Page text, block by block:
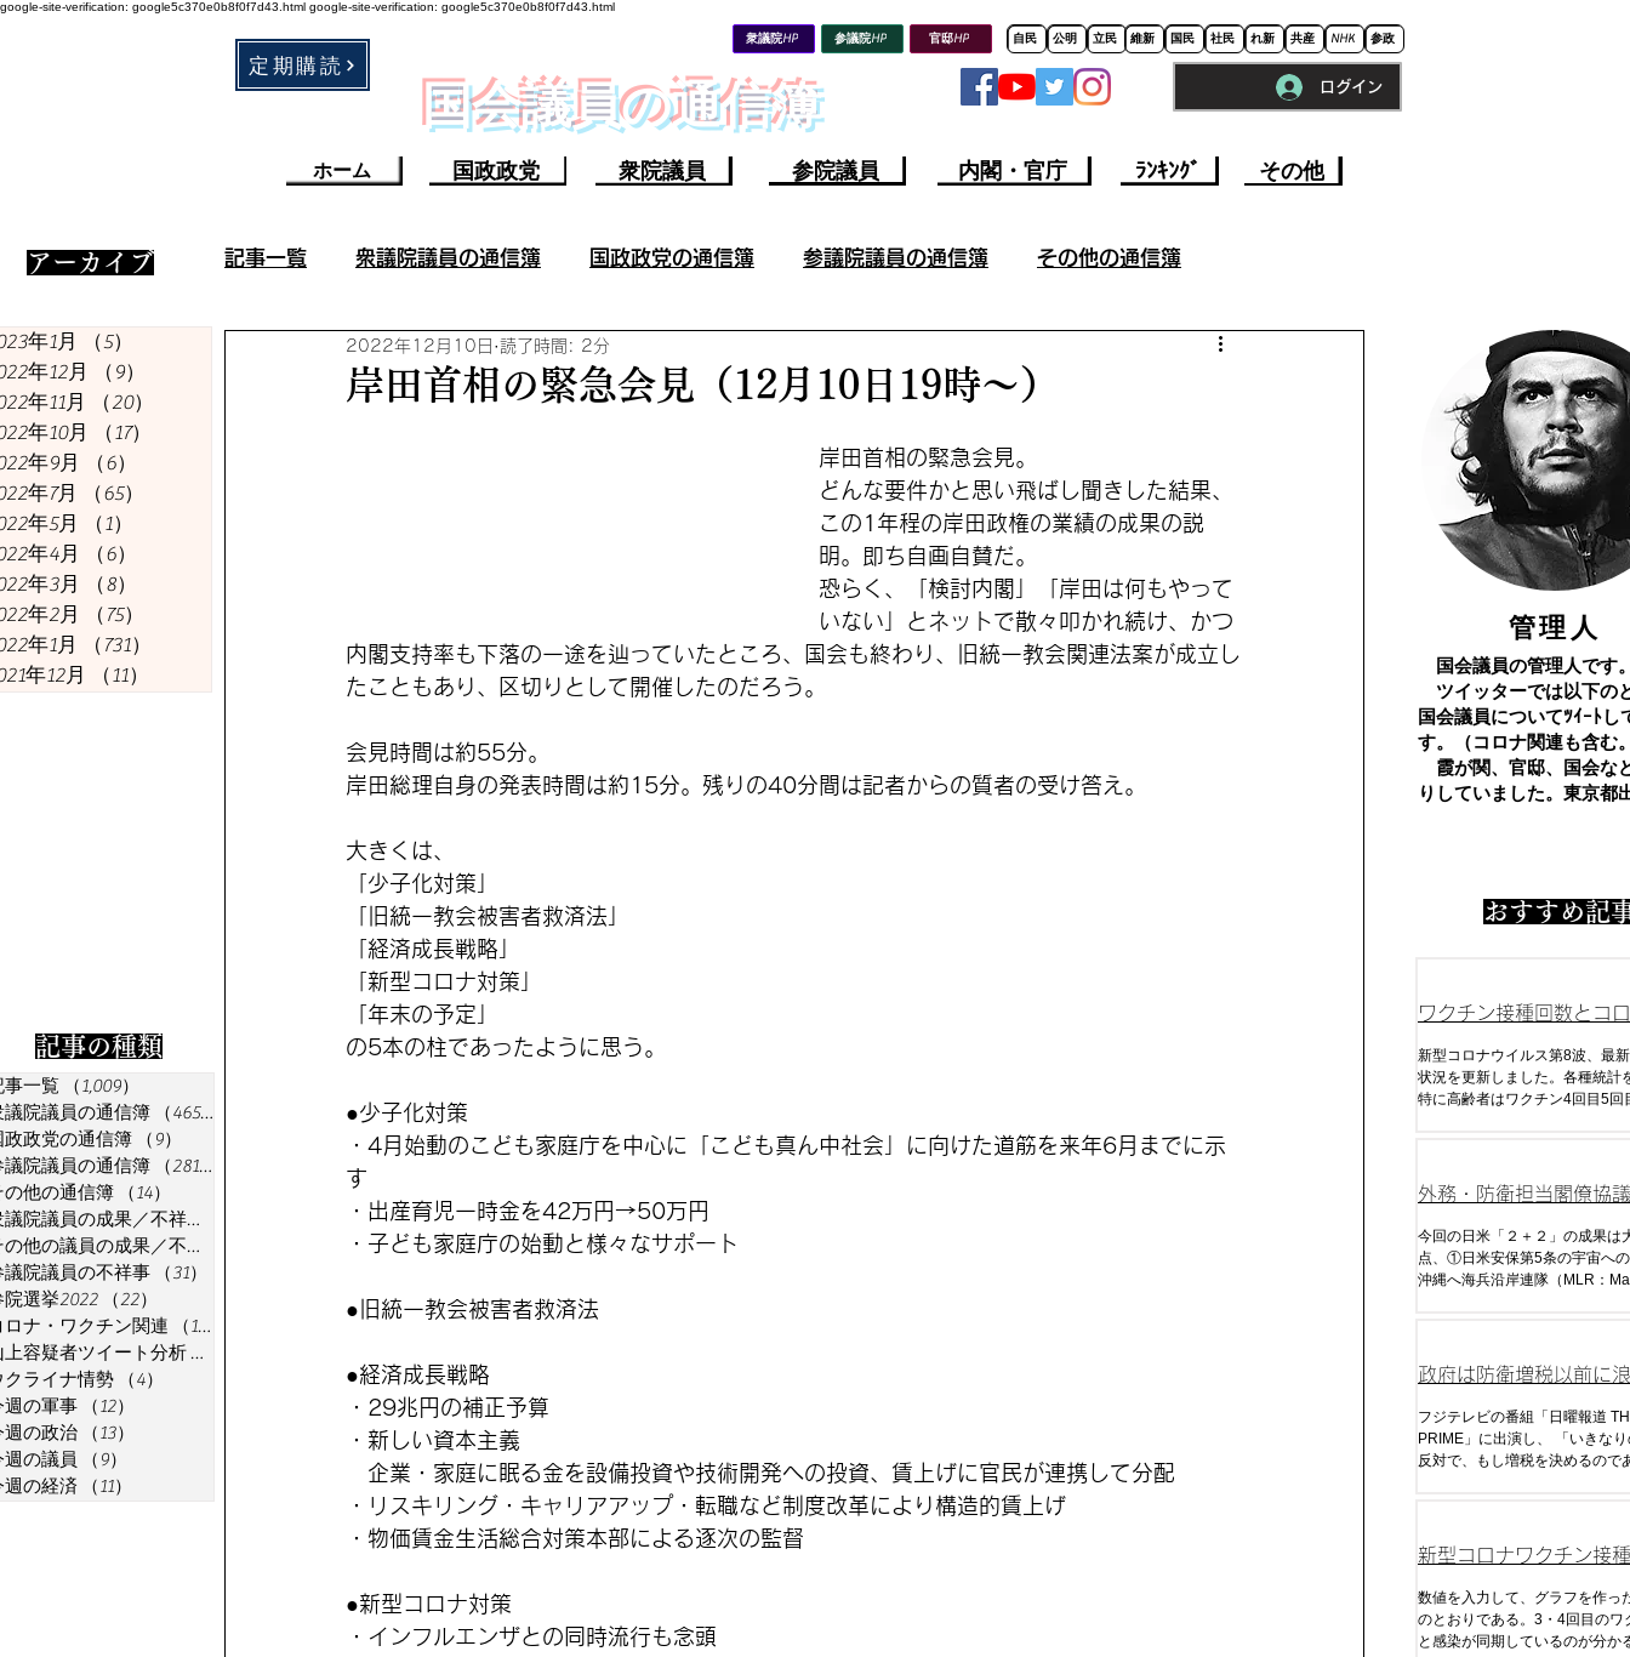
google-site-verification: google5c370e0b8f0f7d43.html google-site-verification: google5c370e0b8f0f7d43.html
定期購読
衆議院HP 参議院HP
​国会議員の通信簿
ホーム 国政政党 衆院議員 参院議員
官邸HP 自民 公明 立民 維新 国民 社民 れ新 共産 NHK 参政
ログイン
内閣・官庁 ﾗﾝｷﾝｸﾞ その他
​アーカイブ
年1月 （5）
年12月
（9）
年11月
（20）
年10月
（17）
年9月
（6）
年7月
（65）
年5月
（1）
年4月
（6）
年3月
（8）
年2月
（75）
年1月
（731）
年12月
（11）
​記事の種類
事一覧 （1,009）
議院議員の通信簿
（465）
政政党の通信簿
（9）
議院議員の通信簿
（281）
の他の通信簿
（14）
衆議院議員の成果／不祥事
その他の議員の成果／不祥事
議院議員の不祥事
（31）
院選挙2022
（22）
ロナ・ワクチン関連
（18）
上容疑者ツイート分析 （1）
クライナ情勢
（4）
週の軍事
（12）
週の政治
（13）
週の議員
（9）
週の経済
（11）
記事一覧 衆議院議員の通信簿 国政政党の通信簿 参議院議員の通信簿 その他の通信簿
衆議院議員の成果／不祥事 その他の議員の成果／不祥事 参院選挙2022
ウクライナ情勢 今週の軍事
岸田首相の緊急会見（12月10日19時～）
2022年12月10日 読了時間: 2分
岸田首相の緊急会見。
どんな要件かと思い飛ばし聞きした結果、
この1年程の岸田政権の業績の成果の説
明。即ち自画自賛だ。
恐らく、「検討内閣」「岸田は何もやって
いない」とネットで散々叩かれ続け、かつ
内閣支持率も下落の一途を辿っていたところ、国会も終わり、旧統一教会関連法案が成立し
たこともあり、区切りとして開催したのだろう。
会見時間は約55分。
岸田総理自身の発表時間は約15分。残りの40分間は記者からの質者の受け答え。
大きくは、
「少子化対策」
「旧統一教会被害者救済法」
「経済成長戦略」
「新型コロナ対策」
「年末の予定」
の5本の柱であったように思う。
●少子化対策
・4月始動のこども家庭庁を中心に「こども真ん中社会」に向けた道筋を来年6月までに示
す
・出産育児一時金を42万円→50万円
・子ども家庭庁の始動と様々なサポート
●旧統一教会被害者救済法
●経済成長戦略
・29兆円の補正予算
・新しい資本主義
企業・家庭に眠る金を設備投資や技術開発への投資、賃上げに官民が連携して分配
・リスキリング・キャリアアップ・転職など制度改革により構造的賃上げ
・物価賃金生活総合対策本部による逐次の監督
●新型コロナ対策
・インフルエンザとの同時流行も念頭
​管理人
国会議員の管理人です
ツイッターでは以下の
国会議員についてﾂｲｰﾄし
す。（コロナ関連も含む
霞が関、官邸、国会な
りしていました。東京都
おすすめ記
ワクチン接種回数とコ
及びコロナ死
新型コロナウイルス第8波、最
状況を更新しました。各種統計
特に高齢者はワクチン4回目5回
外務・防衛担当閣僚協
ラス2）
今回の日米「２＋２」の成果は
点、①日米安保第5条の宇宙へ
沖縄へ海兵沿岸連隊（MLR：
政府は防衛増税以前に
くすべき
フジテレビの番組「日曜報道
PRIME」に出演し、 「いきなりの増税には
反対で、もし増税を決めるので
断いただく必要が当然ある」と
た。
新型コロナワクチン接
ナ感染・死・超過死亡
数値を入力して、グラフを作っ
のとおりである。3・4回目のワ
と感染が同期しているのが分か